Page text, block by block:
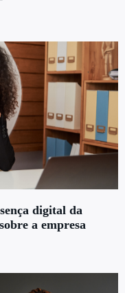
digital da
a empresa